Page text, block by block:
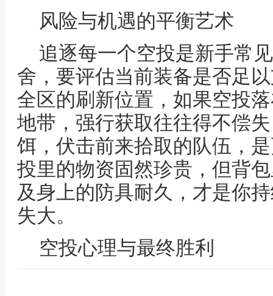
风险与机遇的平衡艺术
追逐每一个空投是新手常
舍，要评估当前装备是否足
全区的刷新位置，如果空投
地带，强行获取往往得不偿
饵，伏击前来拾取的队伍，
投里的物资固然珍贵，但背
及身上的防具耐久，才是你
失大。
空投心理与最终胜利